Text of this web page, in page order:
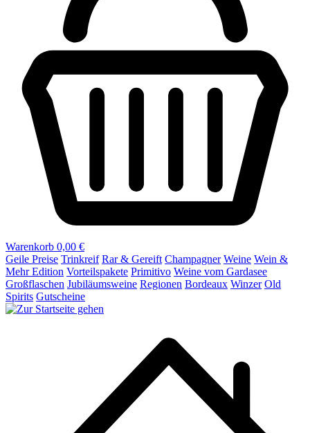
Warenkorb 0,00 €
Geile Preise Trinkreif Rar & Gereift Champagner Weine Wein &
Mehr Edition Vorteilspakete Primitivo Weine vom Gardasee
Großflaschen Jubiläumsweine Regionen Bordeaux Winzer Old
Spirits Gutscheine